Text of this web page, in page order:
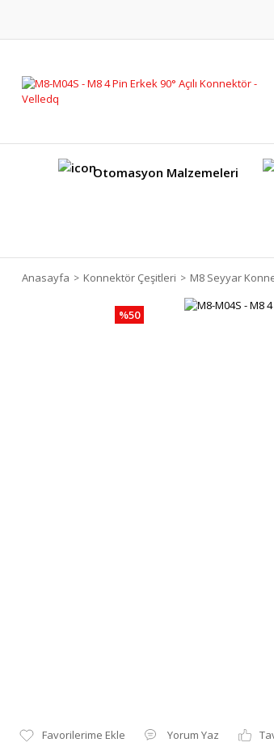
Otomasyon Malzemeleri
Anasayfa Konnektör Çeşitleri M8 Seyyar
%50
Yorum Yaz